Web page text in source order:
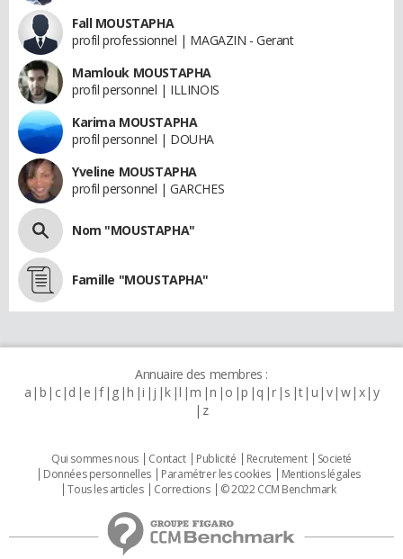
Fall MOUSTAPHA
profil professionnel | MAGAZIN - Gerant
Mamlouk MOUSTAPHA
profil personnel | ILLINOIS
Karima MOUSTAPHA
profil personnel | DOUHA
Yveline MOUSTAPHA
profil personnel | GARCHES
Nom "MOUSTAPHA"
Famille "MOUSTAPHA"
Annuaire des membres :
a b c d e f g h i j k l m n o p q r s t u v w x y
z
Qui sommes nous Contact Publicité Recrutement
Societé
Données personnelles
Paramétrer les cookies
Mentions légales
Tous les articles
Corrections © 2022 CCM Benchmark